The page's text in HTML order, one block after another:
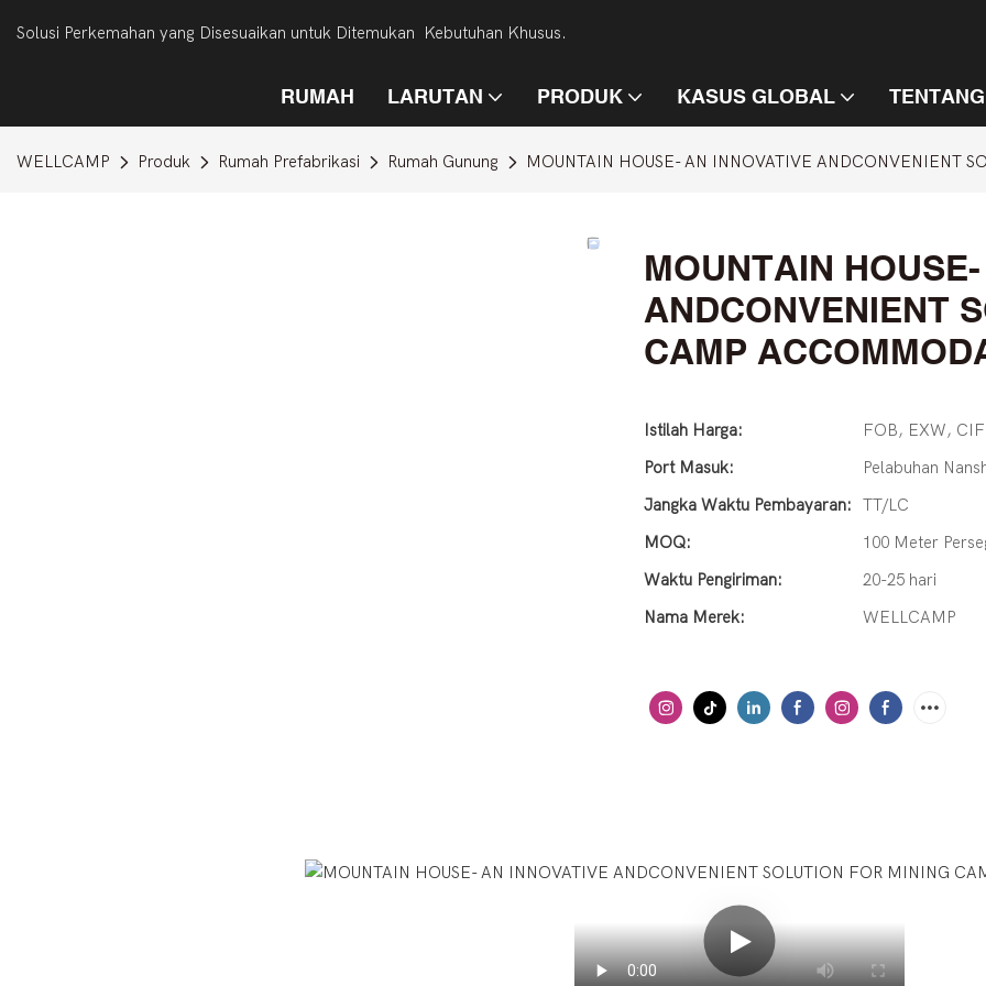
Solusi Perkemahan yang Disesuaikan untuk Ditemukan Kebutuhan Khusus.
RUMAH LARUTAN PRODUK KASUS GLOBAL
WELLCAMP Produk Rumah Prefabrikasi Rumah Gunung MOUNTAIN HOUSE- AN INNOVATIVE ANDCONVENIENT
MOUNTAIN
ANDCONVENIENT
CAMP
Istilah Harga:
FOB, EXW,
Port Masuk:
Pelabuhan
Jangka Waktu Pembayaran:
TT/LC
MOQ:
100 Meter
Waktu Pengiriman:
20-25 hari
Nama Merek:
WELLCAMP